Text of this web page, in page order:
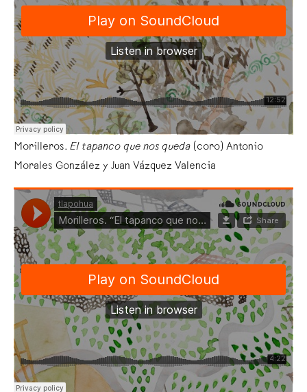
Morilleros. El tapanco que nos queda (coro) Antonio
Morales González y Juan Vázquez Valencia